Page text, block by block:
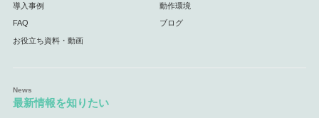
導入事例 動作環境
FAQ ブログ
お役立ち資料・動画
最新情報を知りたい